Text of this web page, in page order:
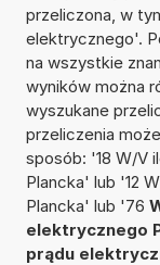
przeliczona, w
elektrycznego'.
na wszystkie
wyników można
wyszukane
przeliczenia
sposób: '18 W/V
Plancka' lub '12
Plancka' lub '76
elektrycznego
prądu